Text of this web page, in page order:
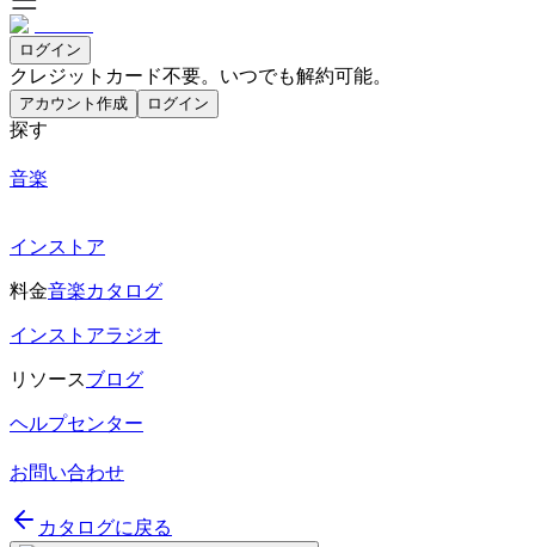
ログイン
クレジットカード不要。いつでも解約可能。
アカウント作成 ログイン
探す
音楽
インストア
料金音楽カタログ
インストアラジオ
リソースブログ
ヘルプセンター
お問い合わせ
カタログに戻る